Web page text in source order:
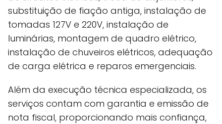
substituição de fiação antiga, instalação de
tomadas 127V e 220V, instalação de
luminárias, montagem de quadro elétrico,
instalação de chuveiros elétricos, adequação
de carga elétrica e reparos emergenciais.
Além da execução técnica especializada, os
serviços contam com garantia e emissão de
nota fiscal, proporcionando mais confiança,